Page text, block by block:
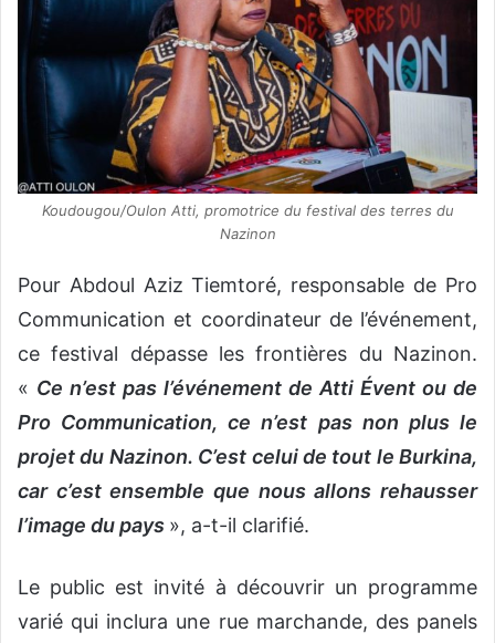
Koudougou/Oulon Atti, promotrice du festival des terres du
Nazinon
Pour Abdoul Aziz Tiemtoré, responsable de Pro
Communication et coordinateur de l’événement,
ce festival dépasse les frontières du Nazinon.
« Ce n’est pas l’événement de Atti Évent ou de
Pro Communication, ce n’est pas non plus le
projet du Nazinon. C’est celui de tout le Burkina,
car c’est ensemble que nous allons rehausser
l’image du pays », a-t-il clarifié.
Le public est invité à découvrir un programme
varié qui inclura une rue marchande, des panels